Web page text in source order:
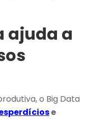
ajuda a
o Big Data
e